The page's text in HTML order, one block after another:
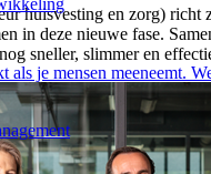
als je mensen meeneemt.
huisvesting en zorg) richt
in deze nieuwe fase.
sneller, slimmer en